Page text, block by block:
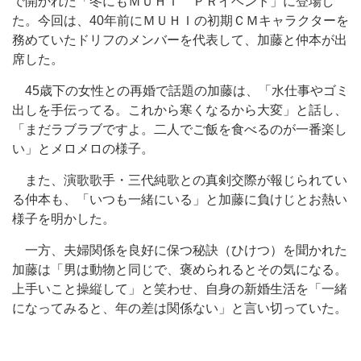
た。今回は、40年前にＭＵＨＩの初期ＣＭキャラクターを
務めていたドリフのメンバーを代表して、加藤と仲本が出
席した。
45歳下の女性との再婚で話題の加藤は、「水仕事やゴミ
出しを手伝ってる。これから寒くなるから大変」と話し、
「まだラブラブですよ。二人でご飯を食べるのが一番楽し
い」とメロメロの様子。
また、演歌歌手・三代純歌との真剣交際が報じられてい
る仲本も、「いつも一緒にいる」と加藤に負けじとお熱い
様子を明かした。
一方、夫婦関係を良好に保つ秘訣（ひけつ）を聞かれた
加藤は「男は動物と同じで、褒められるとその気になる。
上手いこと操縦して」と笑わせ、自身の新婚生活を「一緒
になってみると、年の差は関係ない」と言い切っていた。